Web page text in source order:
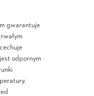
gwarantuje
odpornym